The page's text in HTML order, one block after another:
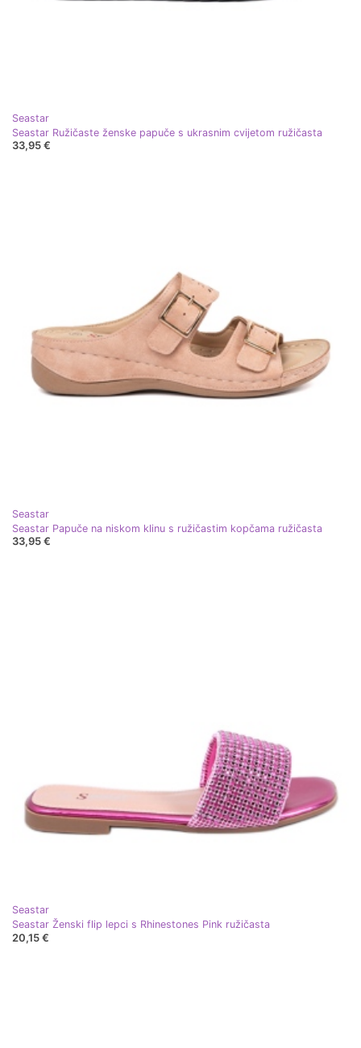
Seastar
Seastar Ružičaste ženske papuče s ukrasnim cvijetom ružičasta
33,95 €
Seastar
Seastar Papuče na niskom klinu s ružičastim kopčama ružičasta
33,95 €
Seastar
Seastar Ženski flip lepci s Rhinestones Pink ružičasta
20,15 €